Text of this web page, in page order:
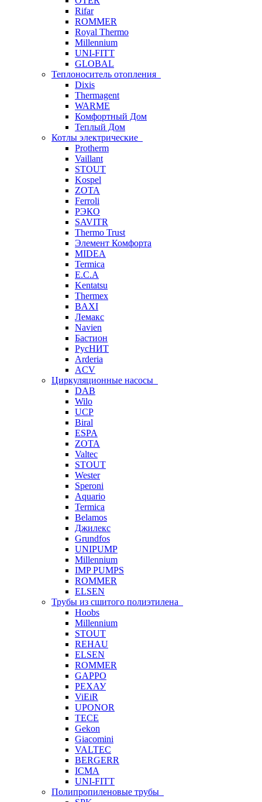
Rifar
ROMMER
Royal Thermo
Millennium
UNI-FITT
GLOBAL
Теплоноситель отопления
Dixis
Thermagent
WARME
Комфортный Дом
Теплый Дом
Котлы электрические
Protherm
Vaillant
STOUT
Kospel
ZOTA
Ferroli
РЭКО
SAVITR
Thermo Trust
Элемент Комфорта
MIDEA
Termica
E.C.A
Kentatsu
Thermex
BAXI
Лемакс
Navien
Бастион
РусНИТ
Arderia
ACV
Циркуляционные насосы
DAB
Wilo
UCP
Biral
ESPA
ZOTA
Valtec
STOUT
Wester
Speroni
Aquario
Termica
Belamos
Джилекс
Grundfos
UNIPUMP
Millennium
IMP PUMPS
ROMMER
ELSEN
Трубы из сшитого полиэтилена
Hoobs
Millennium
STOUT
REHAU
ELSEN
ROMMER
GAPPO
РЕХАУ
ViEiR
UPONOR
TECE
Gekon
Giacomini
VALTEC
BERGERR
ICMA
UNI-FITT
Полипропиленовые трубы